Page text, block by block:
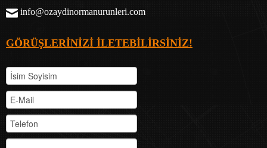
info@ozaydinormanurunleri.com
GÖRÜŞLERİNİZİ İLETEBİLİRSİNİZ!